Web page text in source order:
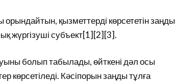
орындайтын, қызметтерді көрсететін заңды
жүргізуші субъект[1][2][3].
болып табылады, өйткені дәл осы
көрсетіледі. Кәсіпорын заңды тұлға